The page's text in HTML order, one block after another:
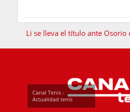
Li se lleva el título ante Osorio
Canal Tenis -
Actualidad tenis